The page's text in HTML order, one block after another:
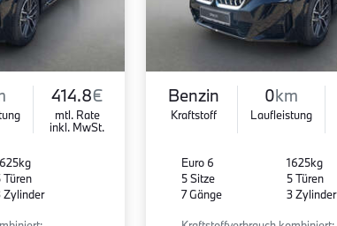
414.8€
mtl. Rate
inkl. MwSt.
Türen
Zylinder
Benzin
Kraftstoff
0km
Laufleistung
Euro 6
5 Sitze
7 Gänge
1625kg
5 Türen
3 Zylinder